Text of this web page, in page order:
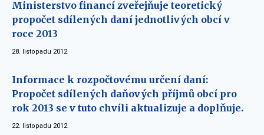
Ministerstvo financí zveřejňuje teoretický
propočet sdílených daní jednotlivých obcí v
roce 2013
28. listopadu 2012
Informace k rozpočtovému určení daní:
Propočet sdílených daňových příjmů obcí pro
rok 2013 se v tuto chvíli aktualizuje a doplňuje.
22. listopadu 2012